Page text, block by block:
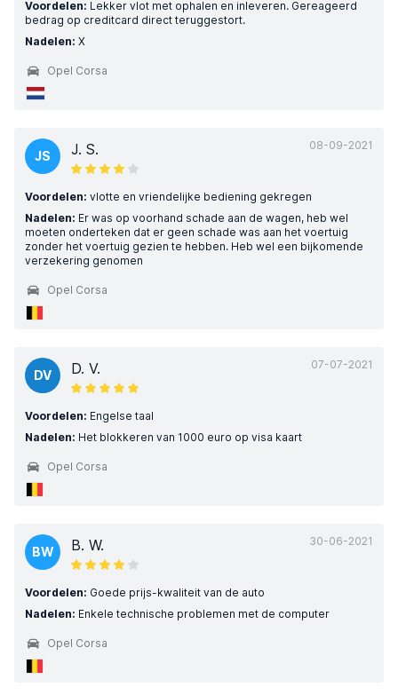
Voordelen: Lekker vlot met ophalen en inleveren. Gereageerd
bedrag op creditcard direct teruggestort.
Nadelen: X
Opel Corsa
08-09-2021
JS J. S.
Voordelen: vlotte en vriendelijke bediening gekregen
Nadelen: Er was op voorhand schade aan de wagen, heb wel
moeten onderteken dat er geen schade was aan het voertuig
zonder het voertuig gezien te hebben. Heb wel een bijkomende
verzekering genomen
Opel Corsa
07-07-2021
DV D. V.
Voordelen: Engelse taal
Nadelen: Het blokkeren van 1000 euro op visa kaart
Opel Corsa
30-06-2021
BW B. W.
Voordelen: Goede prijs-kwaliteit van de auto
Nadelen: Enkele technische problemen met de computer
Opel Corsa